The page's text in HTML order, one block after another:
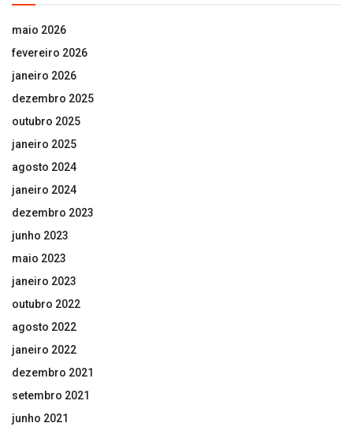
maio 2026
fevereiro 2026
janeiro 2026
dezembro 2025
outubro 2025
janeiro 2025
agosto 2024
janeiro 2024
dezembro 2023
junho 2023
maio 2023
janeiro 2023
outubro 2022
agosto 2022
janeiro 2022
dezembro 2021
setembro 2021
junho 2021